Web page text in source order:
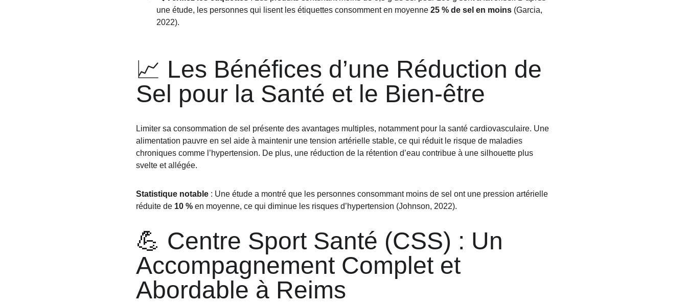
une étude, les personnes qui lisent les étiquettes consomment en moyenne 25 % de sel en moins (Garcia,
2022).
📈 Les Bénéfices d’une Réduction de
Sel pour la Santé et le Bien-être
Limiter sa consommation de sel présente des avantages multiples, notamment pour la santé cardiovasculaire. Une
alimentation pauvre en sel aide à maintenir une tension artérielle stable, ce qui réduit le risque de maladies
chroniques comme l’hypertension. De plus, une réduction de la rétention d’eau contribue à une silhouette plus
svelte et allégée.
Statistique notable : Une étude a montré que les personnes consommant moins de sel ont une pression artérielle
réduite de 10 % en moyenne, ce qui diminue les risques d’hypertension (Johnson, 2022).
💪 Centre Sport Santé (CSS) : Un
Accompagnement Complet et
Abordable à Reims